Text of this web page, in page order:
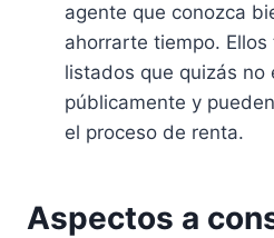
agente que conozca
ahorrarte tiempo.
listados que quizás no
públicamente y
el proceso de renta.
Aspectos a